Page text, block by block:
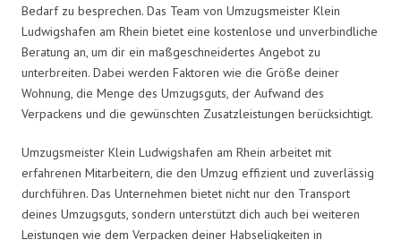
Bedarf zu besprechen. Das Team von Umzugsmeister Klein
Ludwigshafen am Rhein bietet eine kostenlose und unverbindliche
Beratung an, um dir ein maßgeschneidertes Angebot zu
unterbreiten. Dabei werden Faktoren wie die Größe deiner
Wohnung, die Menge des Umzugsguts, der Aufwand des
Verpackens und die gewünschten Zusatzleistungen berücksichtigt.
Umzugsmeister Klein Ludwigshafen am Rhein arbeitet mit
erfahrenen Mitarbeitern, die den Umzug effizient und zuverlässig
durchführen. Das Unternehmen bietet nicht nur den Transport
deines Umzugsguts, sondern unterstützt dich auch bei weiteren
Leistungen wie dem Verpacken deiner Habseligkeiten in